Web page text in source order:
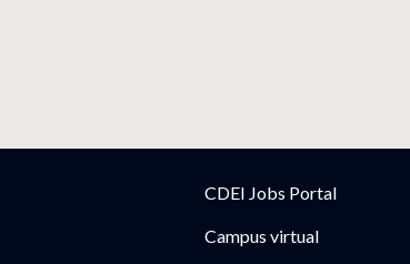
CDEI Jobs Portal
Campus virtual